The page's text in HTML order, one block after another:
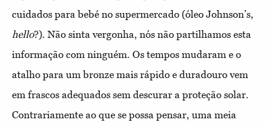
cuidados para bebé no supermercado (óleo Johnson’s,
hello?). Não sinta vergonha, nós não partilhamos esta
informação com ninguém. Os tempos mudaram e o
atalho para um bronze mais rápido e duradouro vem
em frascos adequados sem descurar a proteção solar.
Contrariamente ao que se possa pensar, uma meia